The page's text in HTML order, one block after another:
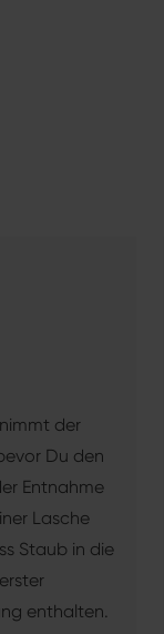
der
Du den
Entnahme
Lasche
Staub in die
enthalten.